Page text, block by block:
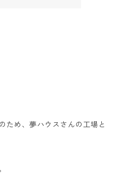
ため、夢ハウスさんの工場と